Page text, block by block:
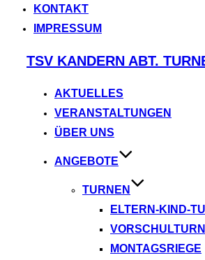
KONTAKT
IMPRESSUM
TSV KANDERN ABT.
AKTUELLES
VERANSTALTUNGEN
ÜBER UNS
ANGEBOTE
TURNEN
ELTERN-KIND-
MONTAGSRIEGE